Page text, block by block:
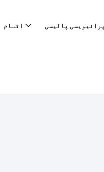
اقسام پرائیویسی پالیسی